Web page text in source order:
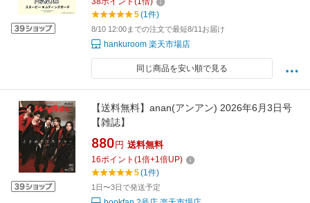
5(1件)
8/10 12:00までの注文で最短8/11お届け
hankuroom 楽天市場店
同じ商品を安い順で見る
【送料無料】anan(アンアン) 2026年6月3日号
【雑誌】
880 円 送料無料
16ポイント (1倍+1倍UP)
5(1件)
1日〜3日で発送予定